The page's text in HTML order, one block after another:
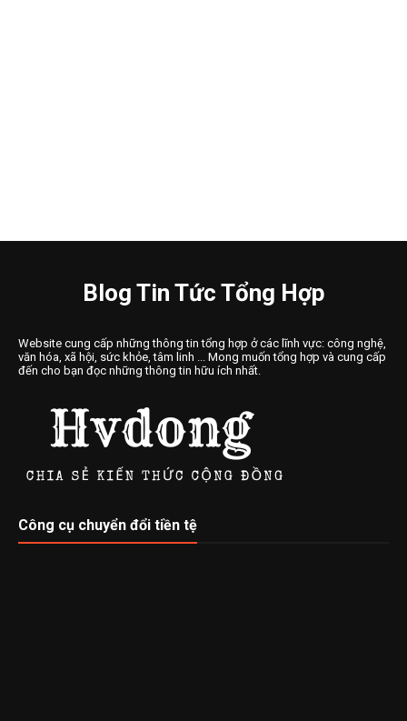
Blog Tin Tức Tổng Hợp
Website cung cấp những thông tin tổng hợp ở các lĩnh vực: công nghệ,
văn hóa, xã hội, sức khỏe, tâm linh ... Mong muốn tổng hợp và cung cấp
đến cho bạn đọc những thông tin hữu ích nhất.
Công cụ chuyển đổi tiền tệ